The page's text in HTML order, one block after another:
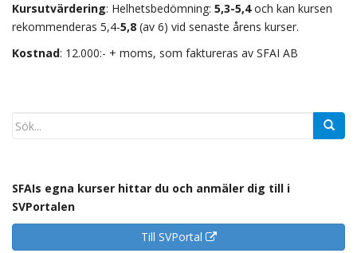
Kursutvärdering: Helhetsbedömning: 5,3-5,4och kan kursen
rekommenderas 5,4-5,8 (av 6) vid senaste årens kurser.
Kostnad: 12.000:- + moms, som faktureras av SFAI AB
SFAIs egna kurser hittar du och anmäler dig till i
SVPortalen
Till SVPortal